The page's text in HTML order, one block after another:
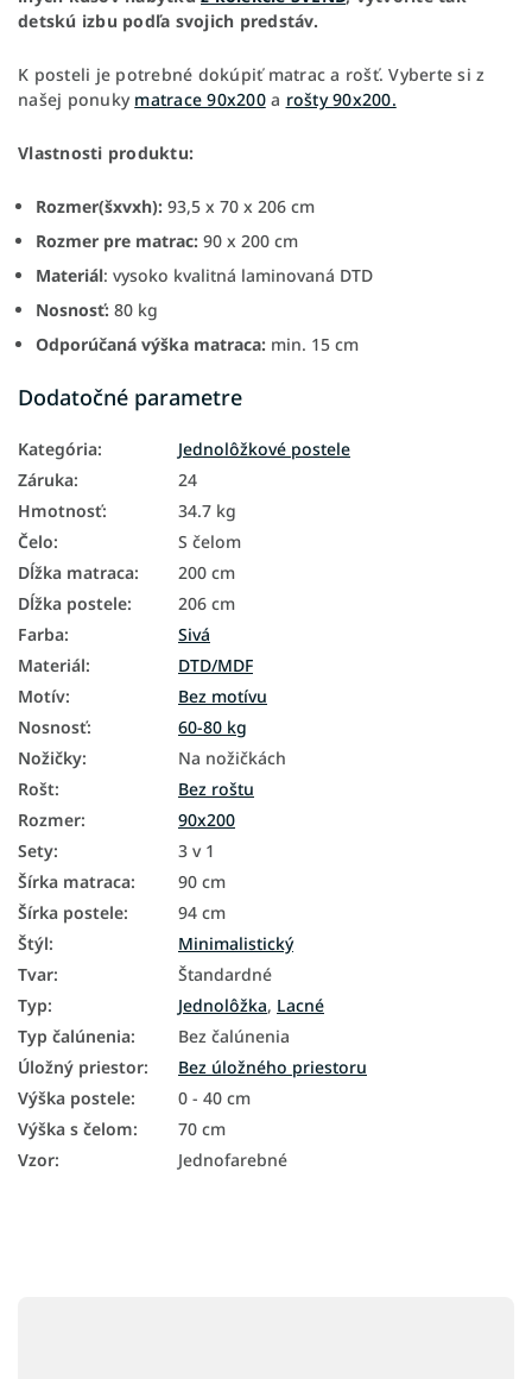
detskú izbu podľa svojich predstáv.
K posteli je potrebné dokúpiť matrac a rošť. Vyberte si z
našej ponuky matrace 90x200a rošty 90x200.
Vlastnosti produktu:
Rozmer(šxvxh): 93,5 x 70 x 206 cm
Rozmer pre matrac: 90 x 200 cm
Materiál: vysoko kvalitná laminovaná DTD
Nosnosť: 80 kg
Odporúčaná výška matraca: min. 15 cm
Dodatočné parametre
Kategória:
Jednolôžkové postele
Záruka:
24
Hmotnosť:
34.7 kg
Čelo:
S čelom
Dĺžka matraca:
200 cm
Dĺžka postele:
206 cm
Farba:
Sivá
Materiál:
DTD/MDF
Motív:
Bez motívu
Nosnosť:
60-80 kg
Nožičky:
Na nožičkách
Rošt:
Bez roštu
Rozmer:
90x200
Sety:
3 v 1
Šírka matraca:
90 cm
Šírka postele:
94 cm
Štýl:
Minimalistický
Tvar:
Štandardné
Typ: Jednolôžka, Lacné
Typ čalúnenia:
Bez čalúnenia
Úložný priestor:
Bez úložného priestoru
Výška postele:
0 - 40 cm
Výška s čelom:
70 cm
Vzor: Jednofarebné